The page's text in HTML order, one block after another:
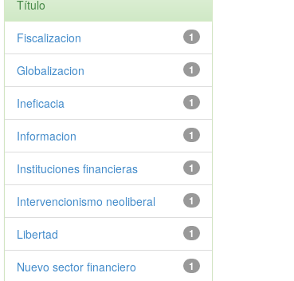
Título
1
Fiscalizacion
1
Globalizacion
1
Ineficacia
1
Informacion
1
Instituciones financieras
1
Intervencionismo neoliberal
1
Libertad
1
Nuevo sector financiero